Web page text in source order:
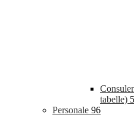
tabelle)
Personale 96